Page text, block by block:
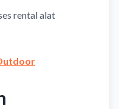
rental alat